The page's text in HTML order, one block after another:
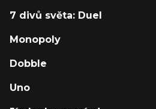
7 divů světa: Duel
Monopoly
Dobble
Uno